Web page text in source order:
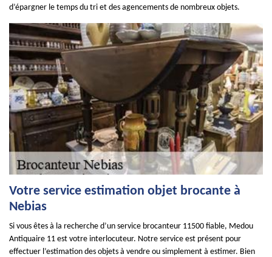
d’épargner le temps du tri et des agencements de nombreux objets.
Votre service estimation objet brocante à
Nebias
Si vous êtes à la recherche d’un service brocanteur 11500 fiable, Medou
Antiquaire 11 est votre interlocuteur. Notre service est présent pour
effectuer l’estimation des objets à vendre ou simplement à estimer. Bien